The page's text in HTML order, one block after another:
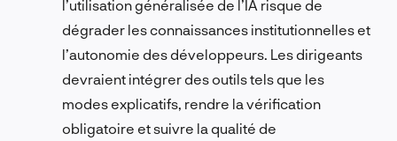
l’utilisation généralisée de l’IA risque de
dégrader les connaissances institutionnelles et
l’autonomie des développeurs. Les dirigeants
devraient intégrer des outils tels que les
modes explicatifs, rendre la vérification
obligatoire et suivre la qualité de